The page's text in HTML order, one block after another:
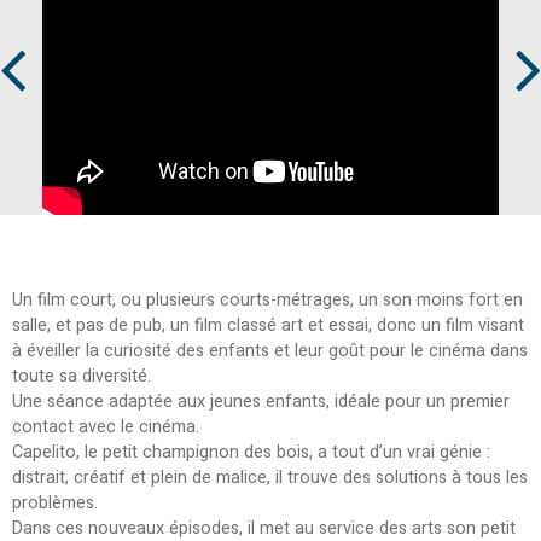
Un film court, ou plusieurs courts-métrages, un son moins fort en
salle, et pas de pub, un film classé art et essai, donc un film visant
à éveiller la curiosité des enfants et leur goût pour le cinéma dans
toute sa diversité.
Une séance adaptée aux jeunes enfants, idéale pour un premier
contact avec le cinéma.
Capelito, le petit champignon des bois, a tout d’un vrai génie :
distrait, créatif et plein de malice, il trouve des solutions à tous les
problèmes.
Dans ces nouveaux épisodes, il met au service des arts son petit